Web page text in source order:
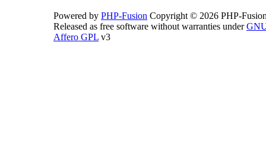
Powered by PHP-Fusion Copyright © 2026 PHP-
Released as free software without warranties under
Affero GPL v3